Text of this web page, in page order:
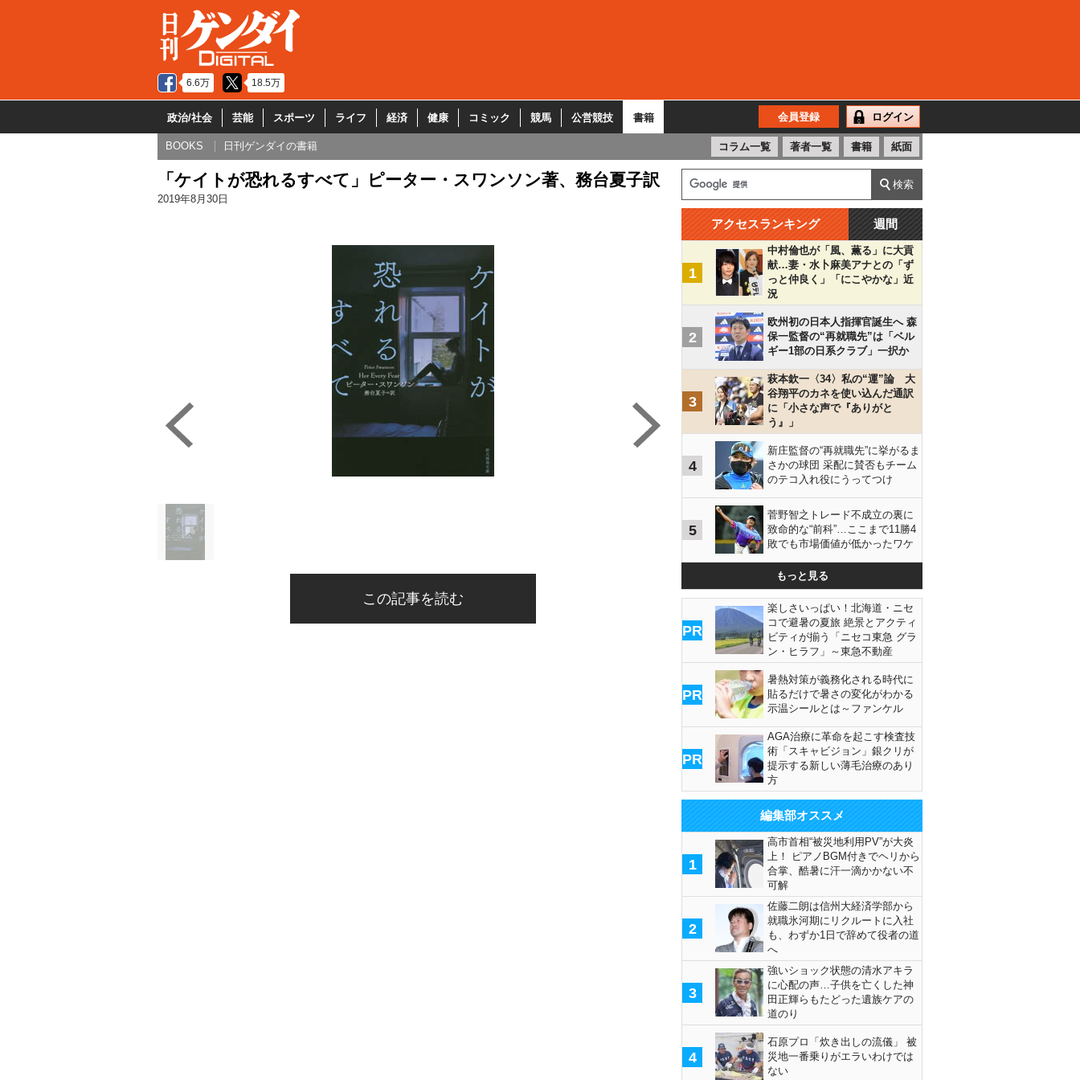
6.6万 18.5万
政治/社会 芸能 スポーツ ライフ 経済 健康 コミック 競馬 公営競技 書籍 会員登録 ログイン
BOOKS 日刊ゲンダイの書籍 コラム一覧 著者一覧 書籍 紙面
「ケイトが恐れるすべて」ピーター・スワンソン著、務台夏子訳
2019年8月30日
この記事を読む
アクセスランキング 週間
1
中村倫也が「風、薫る」に大貢
献…妻・水卜麻美アナとの「ず
っと仲良く」「にこやかな」近
況
2
欧州初の日本人指揮官誕生へ 森
保一監督の“再就職先”は「ベル
ギー1部の日系クラブ」一択か
3
萩本欽一〈34〉私の“運”論 大
谷翔平のカネを使い込んだ通訳
に「小さな声で『ありがと
う』」
4
新庄監督の“再就職先”に挙がるま
さかの球団 采配に賛否もチーム
のテコ入れ役にうってつけ
5
菅野智之トレード不成立の裏に
致命的な“前科”…ここまで11勝4
敗でも市場価値が低かったワケ
もっと見る
PR
楽しさいっぱい！北海道・ニセ
コで避暑の夏旅 絶景とアクティ
ビティが揃う「ニセコ東急 グラ
ン・ヒラフ」～東急不動産
PR
暑熱対策が義務化される時代に
貼るだけで暑さの変化がわかる
示温シールとは～ファンケル
PR
AGA治療に革命を起こす検査技
術「スキャビジョン」銀クリが
提示する新しい薄毛治療のあり
方
編集部オススメ
1
高市首相“被災地利用PV”が大炎
上！ ピアノBGM付きでヘリから
合掌、酷暑に汗一滴かかない不
可解
2
佐藤二朗は信州大経済学部から
就職氷河期にリクルートに入社
も、わずか1日で辞めて役者の道
へ
3
強いショック状態の清水アキラ
に心配の声…子供を亡くした神
田正輝らもたどった遺族ケアの
道のり
4
石原プロ「炊き出しの流儀」 被
災地一番乗りがエラいわけでは
ない